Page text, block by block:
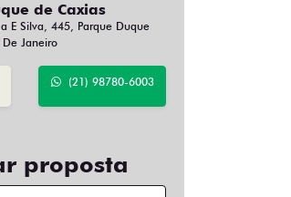
de Caxias
E Silva, 445, Parque Duque
Janeiro
(21) 98780-6003
proposta